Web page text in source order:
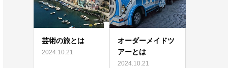
芸術の旅とは
2024.10.21
オーダーメイドツ
アーとは
2024.10.21